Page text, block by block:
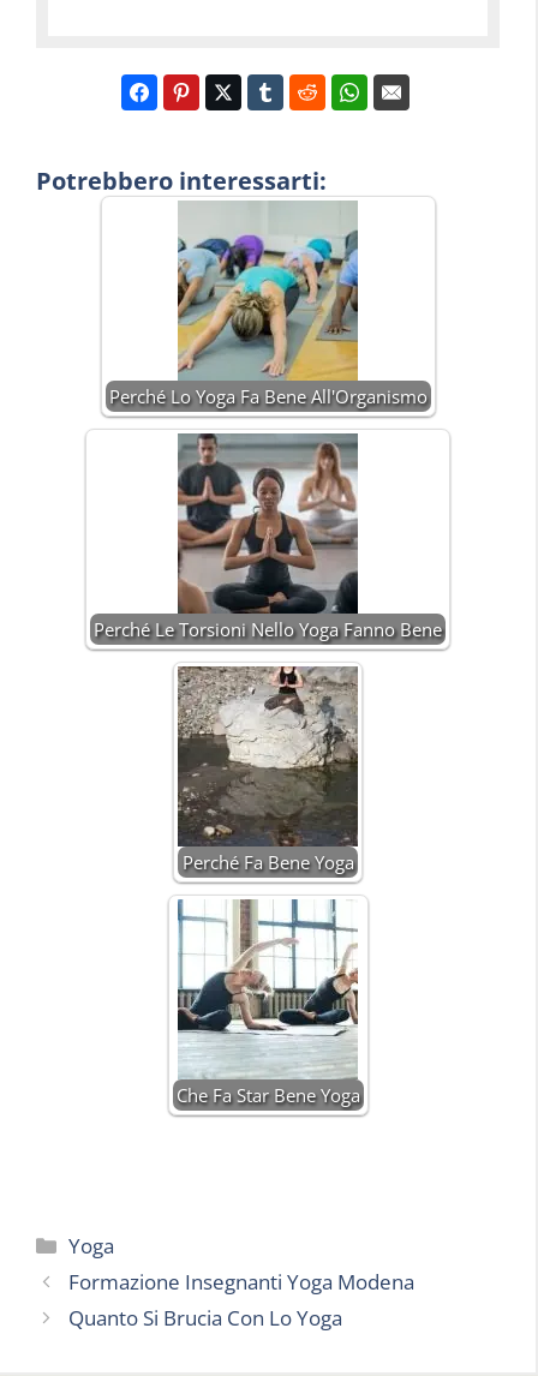
Potrebbero interessarti:
Perché Lo Yoga Fa Bene All'Organismo
Perché Le Torsioni Nello Yoga Fanno Bene
Perché Fa Bene Yoga
Che Fa Star Bene Yoga
Categorie
Yoga
Formazione Insegnanti Yoga Modena
Quanto Si Brucia Con Lo Yoga